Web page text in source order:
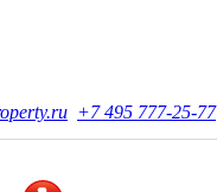
+7 495 777-25-77